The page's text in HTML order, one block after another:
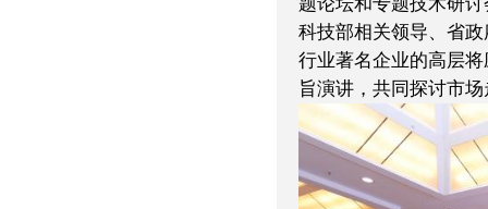
科技部相关领导、省
行业著名企业的高层将
旨演讲，共同探讨市